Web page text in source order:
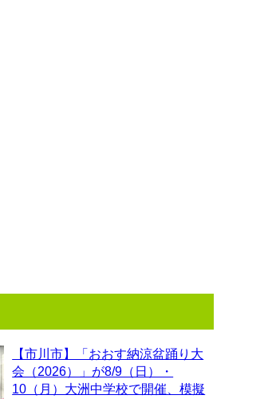
【市川市】「おおす納涼盆踊り大
会（2026）」が8/9（日）・
10（月）大洲中学校で開催、模擬